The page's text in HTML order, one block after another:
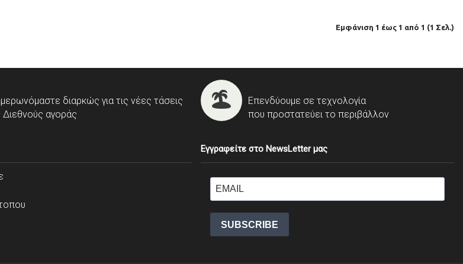
Εμφάνιση 1 έως 1 από 1 (1 Σελ.)
διαρκώς για τις νέες τάσεις
Διεθνούς αγοράς
Επενδύουμε σε τεχνολογία
που προστατεύει το περιβάλλον
Εγγραφείτε στο NewsLetter μας
SUBSCRIBE